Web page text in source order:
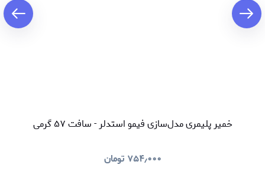
خمیر پلیمری مدل‌سازی فیمو استدلر - سافت ۵۷ گرمی
۷۵۴٫۰۰۰ تومان